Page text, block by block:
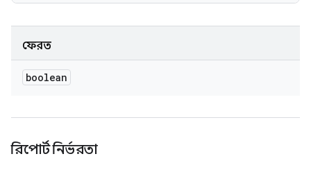
ফেরত
boolean
রিপোর্ট নির্ভরতা